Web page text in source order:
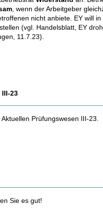
, wenn der Arbeitgeber
nicht anbiete. EY will
(vgl. Handelsblatt, EY
11.7.23).
23
Aktuellen Prüfungswesen III-23.
Sie es gut!